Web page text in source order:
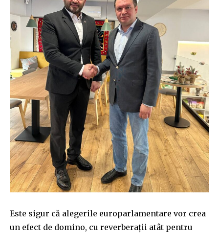
Este sigur că alegerile europarlamentare vor crea
un efect de domino, cu reverberații atât pentru